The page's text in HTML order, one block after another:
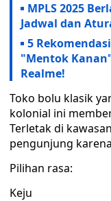
MPLS 2025
Jadwal dan
5
"Mentok
Realme!
Toko bolu klasik
kolonial ini
Terletak di
pengunjung
Pilihan rasa:
Keju